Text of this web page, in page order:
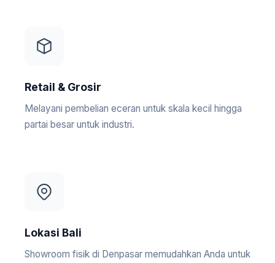
Retail & Grosir
Melayani pembelian eceran untuk skala kecil hingga
partai besar untuk industri.
Lokasi Bali
Showroom fisik di Denpasar memudahkan Anda untuk